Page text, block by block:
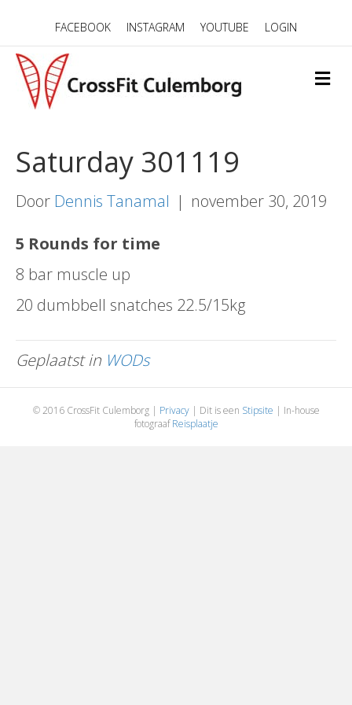
FACEBOOK INSTAGRAM YOUTUBE LOGIN
M
E
Saturday 301119
Door Dennis Tanamal | november 30, 2019
5 Rounds for time
8 bar muscle up
20 dumbbell snatches 22.5/15kg
Geplaatst in WODs
© 2016 CrossFit Culemborg | Privacy| Dit is een Stipsite | In-house
fotograafReisplaatje